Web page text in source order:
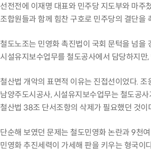
선전전에 이재명 대표와 민주당 지도부와 마주
조합원들과 함께 힘찬 구호로 민주당의 결단을
철도노조는 민영화 촉진법이 국회 문턱을 넘을
시설유지보수업무를 철도공사에서 담당하지만,
철산법 개악의 표면적 이유는 진접선이었다. 조
남양주도시공사,시설유지보수업무는 철도공
철산법 38조 단서조항의 삭제가 필요했던 것이
단순해 보였던 문제는 철도민영화 논란과 9천
민영화 추진세력이 가세해 판을 키우는 형국이